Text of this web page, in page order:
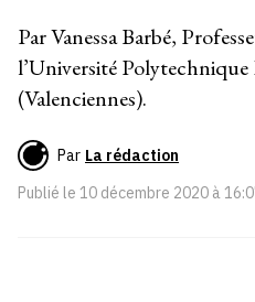
Par Vanessa Barbé,
l’Université
(Valenciennes).
Par La rédaction
Publié le 10 décembre 2020 à